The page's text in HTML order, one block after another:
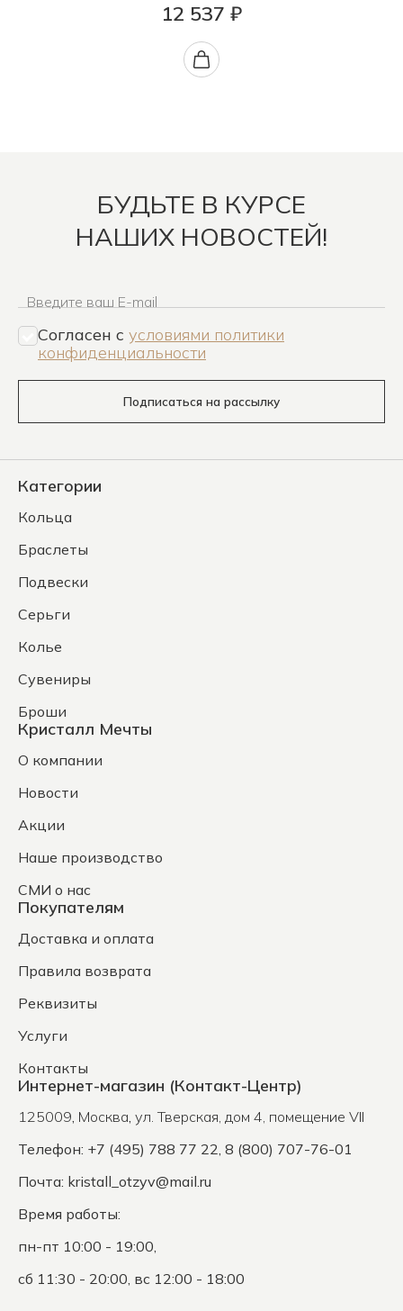
12 537 ₽
БУДЬТЕ В КУРСЕ
НАШИХ НОВОСТЕЙ!
Введите ваш E-mail
Согласен c условиями политики
конфиденциальности
Подписаться на рассылку
Категории
Кольца
Браслеты
Подвески
Серьги
Колье
Сувениры
Броши
Кристалл Мечты
О компании
Новости
Акции
Наше производство
СМИ о нас
Покупателям
Доставка и оплата
Правила возврата
Реквизиты
Услуги
Контакты
Интернет-магазин (Контакт-Центр)
125009, Москва, ул. Тверская, дом 4, помещение VII
Телефон: +7 (495) 788 77 22, 8 (800) 707-76-01
Почта: kristall_otzyv@mail.ru
Время работы:
пн-пт 10:00 - 19:00,
сб 11:30 - 20:00, вс 12:00 - 18:00